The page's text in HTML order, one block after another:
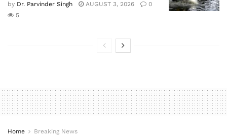
by Dr. Parvinder Singh AUGUST 3, 2026
0
5
Home Breaking News